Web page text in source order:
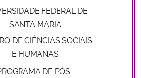
FEDERAL DE
SANTA MARIA
DE CIÊNCIAS SOCIAIS
E HUMANAS
DE PÓS-